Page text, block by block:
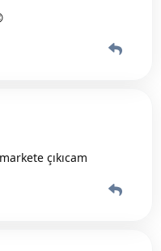
çıkıcam